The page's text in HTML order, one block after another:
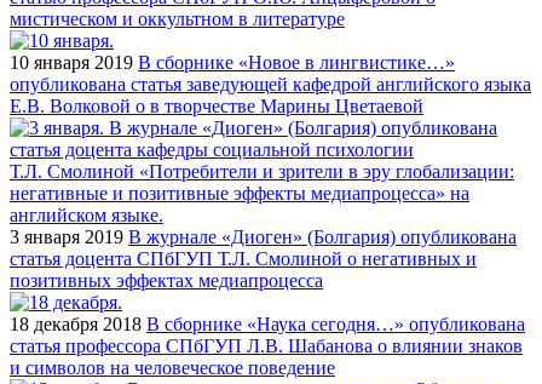
мистическом и оккультном в литературе
10 января 2019 В сборнике «Новое в лингвистике…»
опубликована статья заведующей кафедрой английского языка
Е.В. Волковой о в творчестве Марины Цветаевой
3 января 2019 В журнале «Диоген» (Болгария) опубликована
статья доцента СПбГУП Т.Л. Смолиной о негативных и
позитивных эффектах медиапроцесса
18 декабря 2018 В сборнике «Наука сегодня…» опубликована
статья профессора СПбГУП Л.В. Шабанова о влиянии знаков
и символов на человеческое поведение